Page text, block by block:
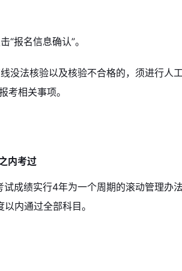
“报名信息确认”。
没法核验以及核验不合格的，须进行人
考相关事项。
内考过
成绩实行4年为一个周期的滚动管理办
内通过全部科目。